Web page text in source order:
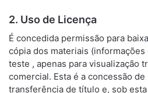
2. Uso de Licença
É concedida permissão para
cópia dos materiais
teste , apenas para visualização
comercial. Esta é a concessão
transferência de título e, sob